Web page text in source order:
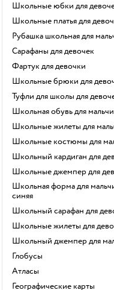
Школьные юбки для
Школьные платья для
Рубашка школьная для
Сарафаны для девочек
Фартук для девочки
Школьные брюки для
Туфли для школы для
Школьная обувь для
Школьные жилеты для
Школьные костюмы для
Школьный кардиган для
Школьные джемпер для
Школьная форма для мальчиков темно
синяя
Школьный сарафан для
Школьные жилеты для
Школьный джемпер для
Глобусы
Атласы
Географические карты